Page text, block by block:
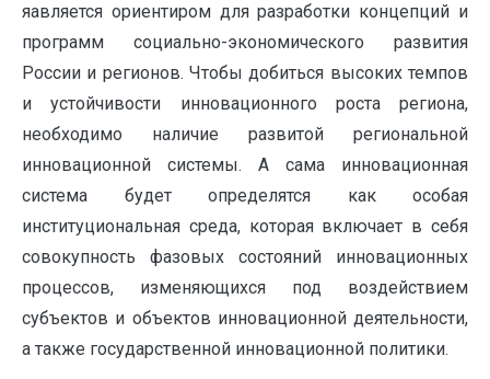
яавляется ориентиром для разработки концепций и
программ социально-экономического развития
России и регионов. Чтобы добиться высоких темпов
и устойчивости инновационного роста региона,
необходимо наличие развитой региональной
инновационной системы. А сама инновационная
система будет определятся как особая
институциональная среда, которая включает в себя
совокупность фазовых состояний инновационных
процессов, изменяющихся под воздействием
субъектов и объектов инновационной деятельности,
а также государственной инновационной политики.